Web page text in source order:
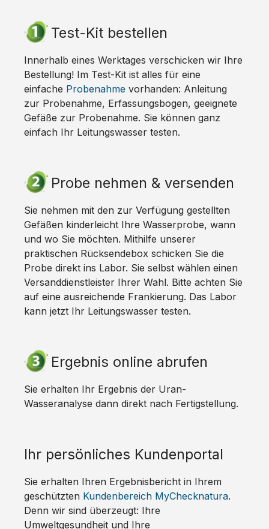
Test-Kit bestellen
Innerhalb eines Werktages verschicken wir Ihre
Bestellung! Im Test-Kit ist alles für eine
einfache Probenahme vorhanden: Anleitung
zur Probenahme, Erfassungsbogen, geeignete
Gefäße zur Probenahme. Sie können ganz
einfach Ihr Leitungswasser testen.
Probe nehmen & versenden
Sie nehmen mit den zur Verfügung gestellten
Gefäßen kinderleicht Ihre Wasserprobe, wann
und wo Sie möchten. Mithilfe unserer
praktischen Rücksendebox schicken Sie die
Probe direkt ins Labor. Sie selbst wählen einen
Versanddienstleister Ihrer Wahl. Bitte achten Sie
auf eine ausreichende Frankierung. Das Labor
kann jetzt Ihr Leitungswasser testen.
Ergebnis online abrufen
Sie erhalten Ihr Ergebnis der Uran-
Wasseranalyse dann direkt nach Fertigstellung.
Ihr persönliches Kundenportal
Sie erhalten Ihren Ergebnisbericht in Ihrem
geschützten Kundenbereich MyChecknatura.
Denn wir sind überzeugt: Ihre
Umweltgesundheit und Ihre